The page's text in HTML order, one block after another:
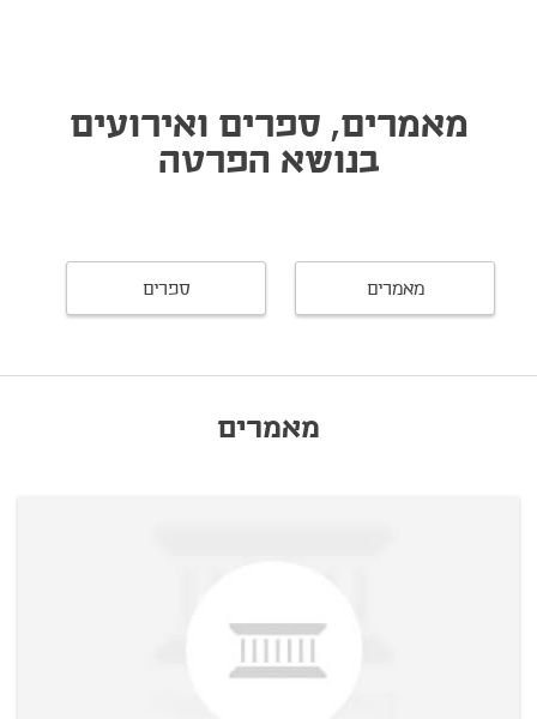
מאמרים, ספרים ואירועים
בנושא הפרטה
מאמרים ספרים
מאמרים